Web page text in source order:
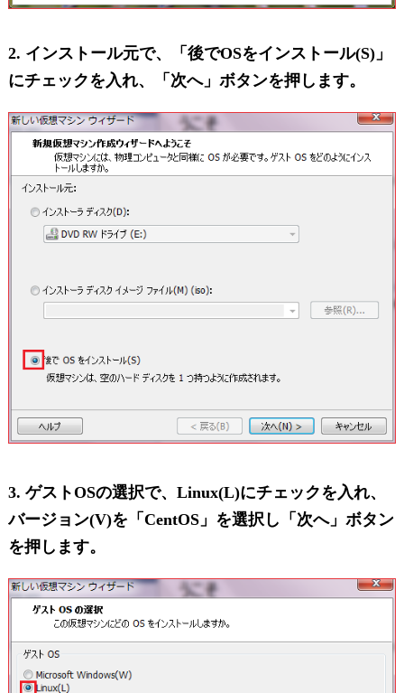
2. インストール元で、「後でOSをインストール(S)」
にチェックを入れ、「次へ」ボタンを押します。
3. ゲストOSの選択で、Linux(L)にチェックを入れ、
バージョン(V)を「CentOS」を選択し「次へ」ボタン
を押します。